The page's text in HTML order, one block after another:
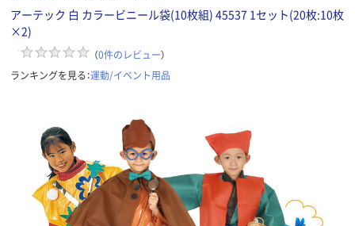
アーテック 白 カラービニール袋(10枚組) 45537 1セット(20枚:10枚
×2)
（0件のレビュー）
ランキングを見る：運動/イベント用品